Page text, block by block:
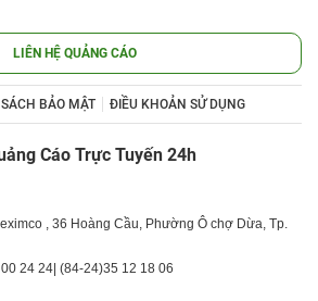
LIÊN HỆ QUẢNG CÁO
BẢO MẬT ĐIỀU KHOẢN SỬ DỤNG
Cáo Trực Tuyến 24h
, 36 Hoàng Cầu, Phường Ô chợ Dừa, Tp.
24 24| (84-24)35 12 18 06